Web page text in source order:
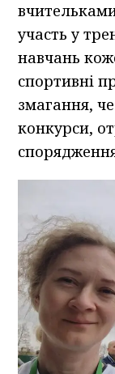
участь у
навчань
спортивні
змагання,
конкурси,